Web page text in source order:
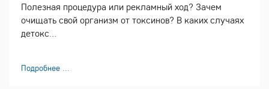
Полезная процедура или рекламный ход? Зачем
очищать свой организм от токсинов? В каких случаях
детокс...
Подробнее ...